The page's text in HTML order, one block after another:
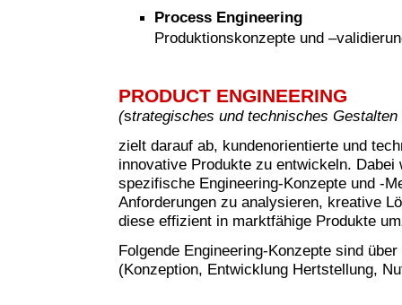
Process Engineering
Produktionskonzepte und
PRODUCT ENGINEERING
(strategisches und technisches
zielt darauf ab, kundenorientierte und
innovative Produkte zu entwickeln.
spezifische Engineering-Konzepte und -
Anforderungen zu analysieren, kreative
diese effizient in marktfähige Produkte
Folgende Engineering-Konzepte sind
(Konzeption, Entwicklung Hertstellung,